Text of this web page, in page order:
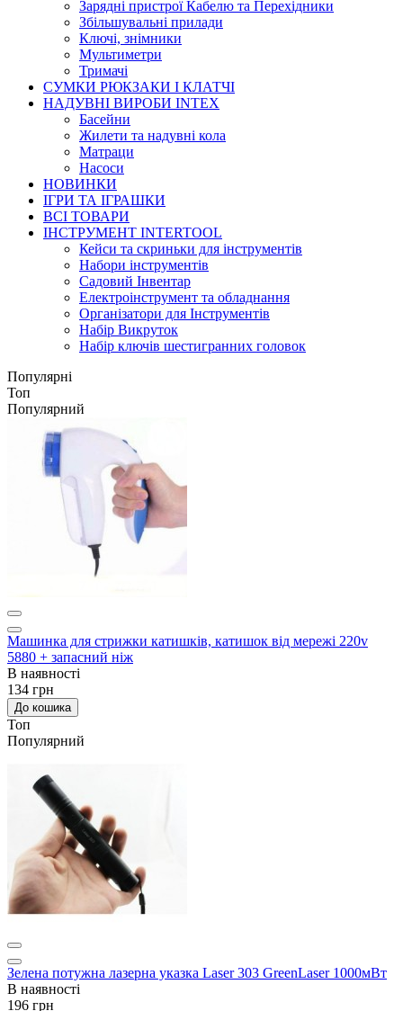
Зарядні пристрої Кабелю та Перехідники
Збільшувальні прилади
Ключі, знімники
Мультиметри
Тримачі
СУМКИ РЮКЗАКИ І КЛАТЧІ
НАДУВНІ ВИРОБИ INTEX
Басейни
Жилети та надувні кола
Матраци
Насоси
НОВИНКИ
ІГРИ ТА ІГРАШКИ
ВСІ ТОВАРИ
ІНСТРУМЕНТ INTERTOOL
Кейси та скриньки для інструментів
Набори інструментів
Садовий Інвентар
Електроінструмент та обладнання
Організатори для Інструментів
Набір Викруток
Набір ключів шестигранних головок
Популярні
Топ
Популярний
Машинка для стрижки катишків, катишок від мережі 220v
5880 + запасний ніж
В наявності
134 грн
До кошика
Топ
Популярний
Зелена потужна лазерна указка Laser 303 GreenLaser 1000мВт
В наявності
196 грн